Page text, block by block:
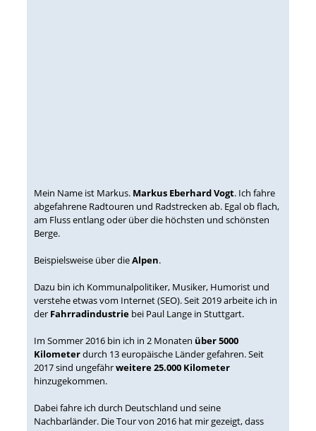
Mein Name ist Markus. Markus Eberhard Vogt. Ich fahre
abgefahrene Radtouren und Radstrecken ab. Egal ob flach,
am Fluss entlang oder über die höchsten und schönsten
Berge.
Beispielsweise über dieAlpen.
Dazu bin ich Kommunalpolitiker, Musiker, Humorist und
verstehe etwas vom Internet (SEO). Seit 2019 arbeite ich in
der Fahrradindustrie bei Paul Lange in Stuttgart.
Im Sommer 2016 bin ich in 2 Monaten über 5000
Kilometerdurch 13 europäische Länder gefahren. Seit
2017 sind ungefährweitere 25.000 Kilometer
hinzugekommen.
Dabei fahre ich durch Deutschland und seine
Nachbarländer. Die Tour von 2016 hat mir gezeigt, dass